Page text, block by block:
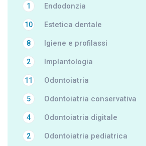
Endodonzia
1
Estetica dentale
10
Igiene e profilassi
8
Implantologia
2
Odontoiatria
11
Odontoiatria conservativa
5
Odontoiatria digitale
4
Odontoiatria pediatrica
2